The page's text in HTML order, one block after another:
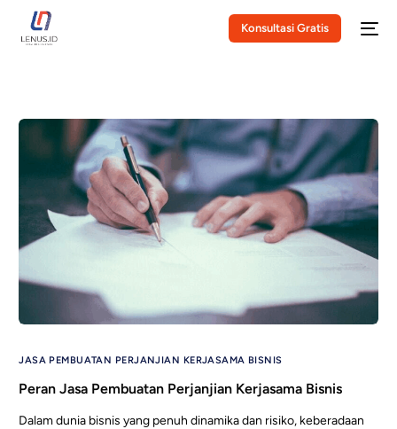
Konsultasi Gratis
JASA PEMBUATAN PERJANJIAN KERJASAMA BISNIS
Peran Jasa Pembuatan Perjanjian Kerjasama Bisnis
Dalam dunia bisnis yang penuh dinamika dan risiko, keberadaan